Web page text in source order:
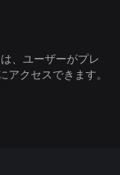
、ユーザーがプレ
クセスできます。